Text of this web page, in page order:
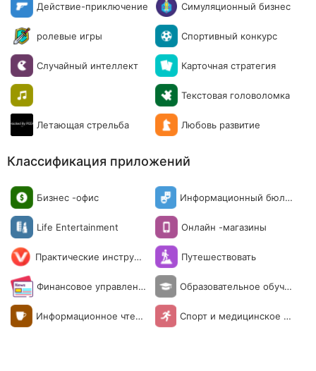
Действие-приключение Симуляционный бизнес
ролевые игры Спортивный конкурс
Случайный интеллект Карточная стратегия
Текстовая головоломка
Летающая стрельба Любовь развитие
Классификация приложений
Бизнес -офис
Информационный бюлл
Life Entertainment
Онлайн -магазины
Практические инструме
Путешествовать
Финансовое управлени
Образовательное обуче
Информационное чтени
Спорт и медицинское о